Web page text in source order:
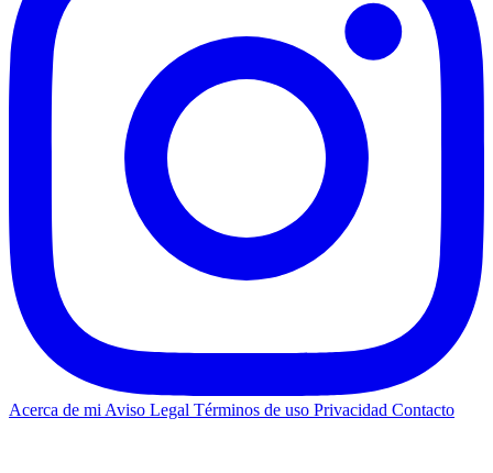
Acerca de mi Aviso Legal Términos de uso Privacidad Contacto